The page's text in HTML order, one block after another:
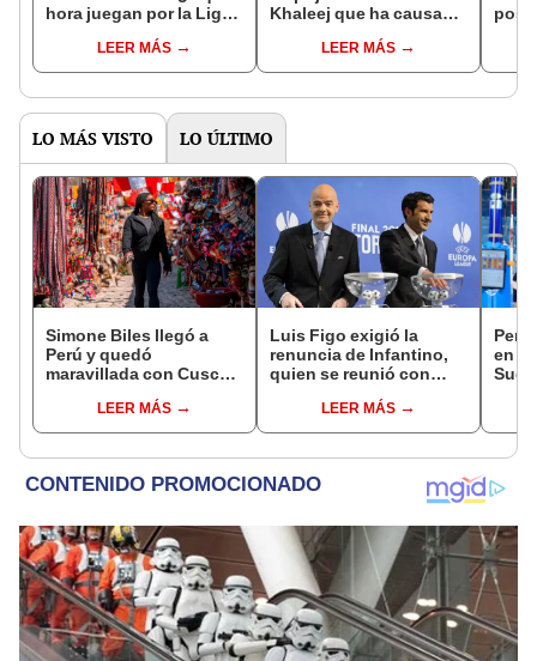
hora juegan por la Liga
LEER MÁS
Khaleej que ha causado
LEER MÁS
LO MÁS VISTO LO ÚLTIMO
Simone Biles llegó a
Perú y quedó
maravillada con Cusco:
lo hermoso que es este
país"
LEER MÁS
Luis Figo exigió la
renuncia de Infantino,
quien se reunió con
en Marruecos
LEER MÁS
Perú
en